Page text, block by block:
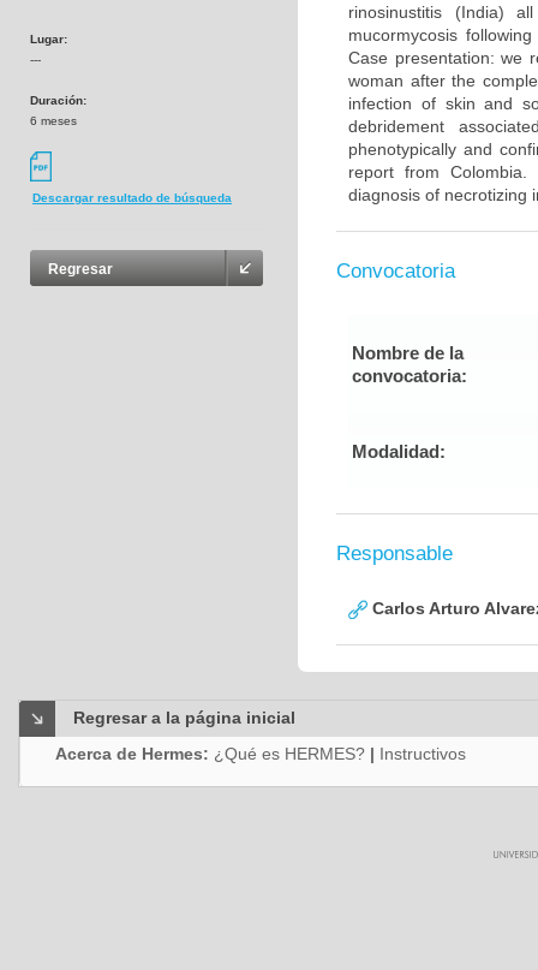
Lugar:
---
Duración:
6 meses
Descargar resultado de búsqueda
Regresar
rinosinustitis (India)
mucormycosis
Case presentation: we
woman after the
infection of skin and
debridement
phenotypically and
report from Colombia.
diagnosis of necrotizing
Convocatoria
Nombre de la
convocatoria:
Modalidad:
Responsable
Carlos Arturo
Regresar a la página inicial
Acerca de Hermes: ¿Qué es HERMES? | Instructivos